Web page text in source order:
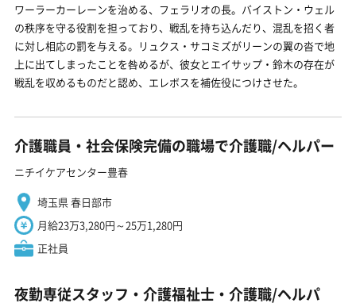
ワーラーカーレーンを治める、フェラリオの長。バイストン・ウェル
の秩序を守る役割を担っており、戦乱を持ち込んだり、混乱を招く者
に対し相応の罰を与える。リュクス・サコミズがリーンの翼の沓で地
上に出てしまったことを咎めるが、彼女とエイサップ・鈴木の存在が
戦乱を収めるものだと認め、エレボスを補佐役につけさせた。
介護職員・社会保険完備の職場で介護職/ヘルパー
ニチイケアセンター豊春
埼玉県 春日部市
月給23万3,280円～25万1,280円
正社員
夜勤専従スタッフ・介護福祉士・介護職/ヘルパ